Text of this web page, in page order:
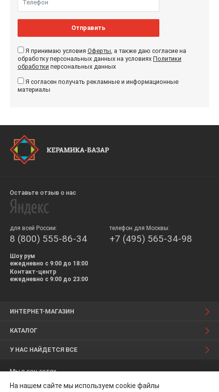
Отправить
Я принимаю условия Оферты, а также даю согласие на
обработку персональных данных на условиях Политики
обработки персональных данных
Я согласен получать рекламные и информационные
материалы
Оставьте отзыв о нас
Мы в соц.сетях
для всей России:
8 (800) 555-86-34
телефон для Москвы:
+7 (495) 565-34-98
Шоу рум
ежедневно с 9:00 до 18:00
Контакт-центр
ежедневно с 9:00 до 23:00
ИНТЕРНЕТ-МАГАЗИН
КАТАЛОГ
У НАС НАЙДЕТСЯ ВСЕ
На нашем сайте мы используем cookie файлы